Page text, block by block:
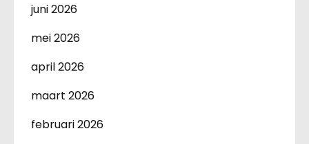
juni 2026
mei 2026
april 2026
maart 2026
februari 2026